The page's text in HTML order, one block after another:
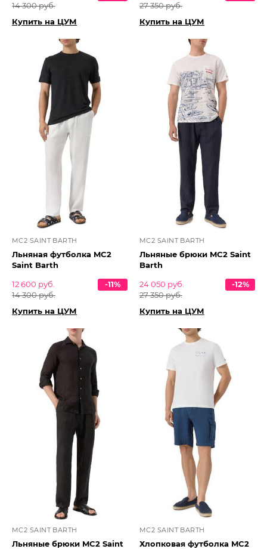
14 300 руб.
Купить на ЦУМ
27 350 руб.
Купить на ЦУМ
MC2 SAINT BARTH
Льняная футболка MC2
Saint Barth
12 600 руб.
14 300 руб.
-11%
Купить на ЦУМ
MC2 SAINT BARTH
Льняные брюки MC2 Saint
Barth
24 050 руб.
27 350 руб.
-12%
Купить на ЦУМ
MC2 SAINT BARTH
Льняные брюки MC2 Saint
MC2 SAINT BARTH
Хлопковая футболка MC2